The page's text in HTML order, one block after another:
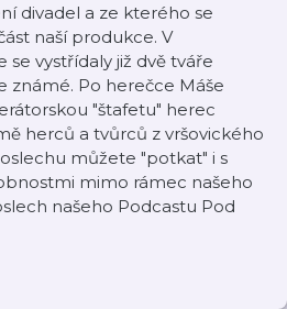
divadel a ze kterého se
naší produkce. V
vystřídaly již dvě tváře
známé. Po herečce Máše
"štafetu" herec
herců a tvůrců z vršovického
můžete "potkat" i s
mimo rámec našeho
našeho Podcastu Pod